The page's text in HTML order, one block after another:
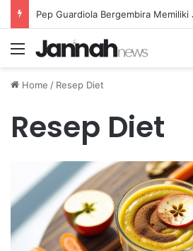
Menu
Home / Resep Diet
Resep Diet